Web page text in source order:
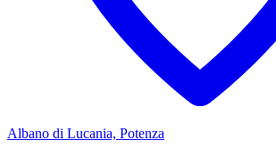
Albano di Lucania, Potenza